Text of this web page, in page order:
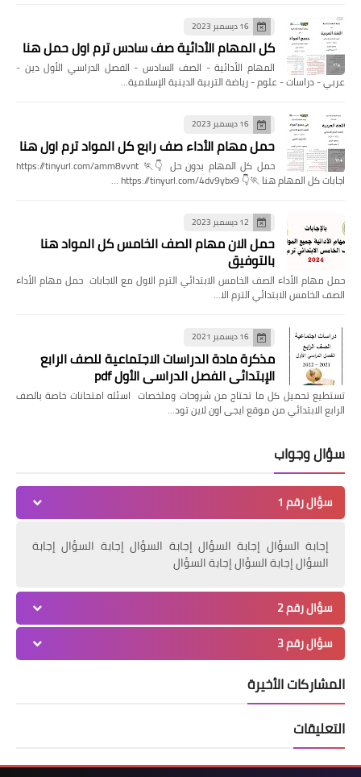
16 ديسمبر 2023
كل المهام الأدائية صف سادس ترم اول حمل هنا
المهام الأدائية - الصف السادس - الفصل الدراسي الأول دين -
عربي - دراسات - علوم - رياضة التربية الدينية الإسلامية…
16 ديسمبر 2023
حمل مهام الأداء صف رابع كل المواد ترم اول هنا
حمل كل المهام بدون حل 👇🏃 https://tinyurl.com/amm8vvnt
اجابات كل المهام هنا 🏃👇 https://tinyurl.com/4dv9ybx9 …
12 ديسمبر 2023
حمل الان مهام الصف الخامس كل المواد هنا
بالتوفيق
حمل مهام الأداء الصف الخامس الابتدائي الترم الاول مع الاجابات حمل مهام الأداء
الصف الخامس الابتدائي الترم الا…
16 ديسمبر 2021
مذكرة مادة الدراسات الاجتماعية للصف الرابع
الإبتدائي الفصل الدراسي الأول pdf
تستطيع تحميل كل ما تحتاج من شروحات وملخصات اسئله امتحانات خاصة بالصف
الرابع الابتدائي من موقع ايجى اون لاين تود…
سؤال وجواب
سؤال رقم 1
إجابة السؤال إجابة السؤال إجابة السؤال إجابة السؤال إجابة
السؤال إجابة السؤال إجابة السؤال
سؤال رقم 2
سؤال رقم 3
المشاركات الأخيرة
التعليقات